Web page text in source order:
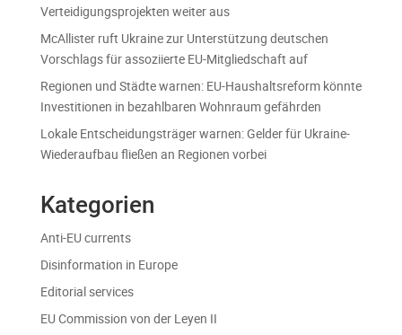
Verteidigungsprojekten weiter aus
McAllister ruft Ukraine zur Unterstützung deutschen
Vorschlags für assoziierte EU-Mitgliedschaft auf
Regionen und Städte warnen: EU-Haushaltsreform könnte
Investitionen in bezahlbaren Wohnraum gefährden
Lokale Entscheidungsträger warnen: Gelder für Ukraine-
Wiederaufbau fließen an Regionen vorbei
Kategorien
Anti-EU currents
Disinformation in Europe
Editorial services
EU Commission von der Leyen II